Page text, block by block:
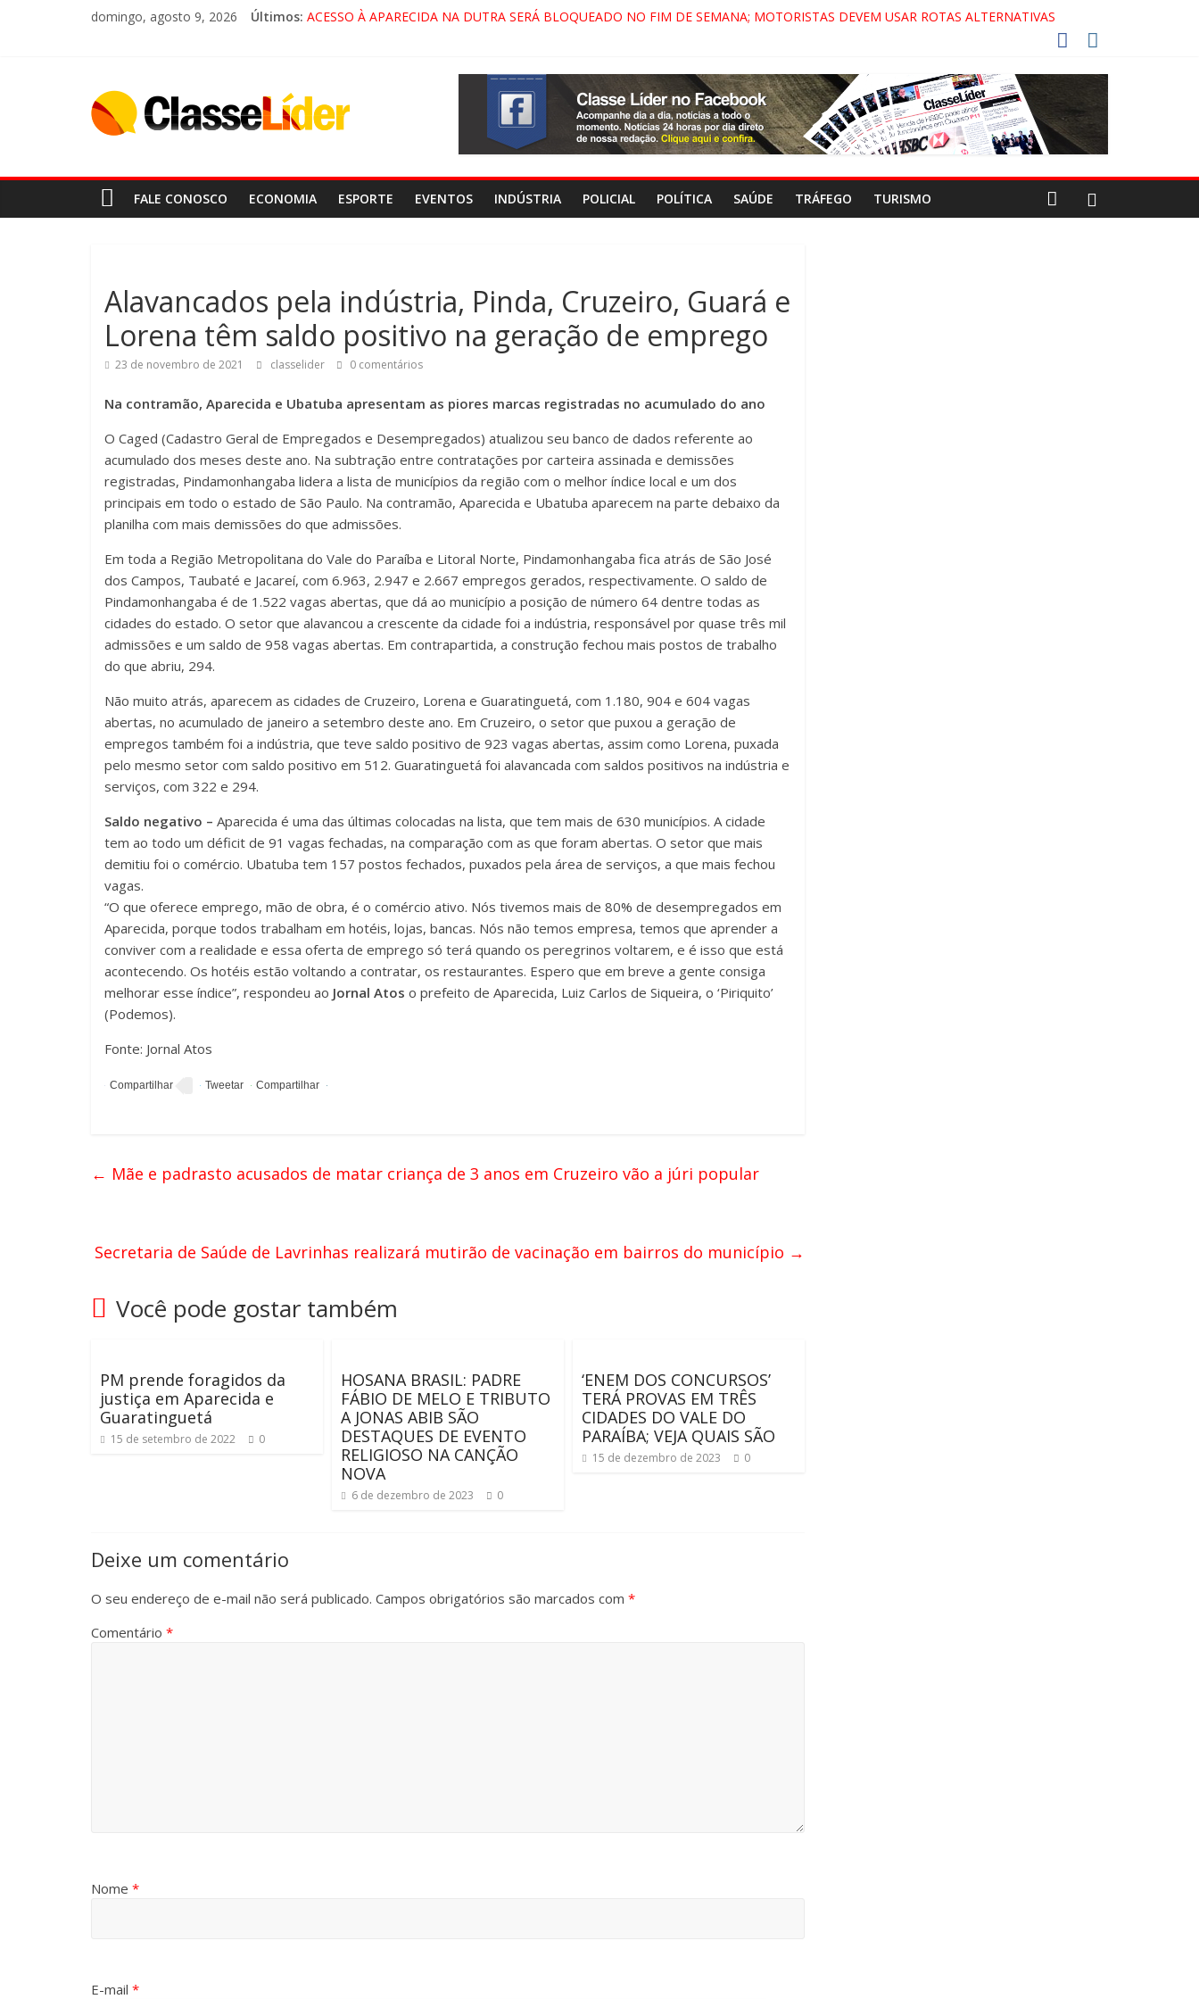
domingo, agosto 9, 2026 Últimos: ACESSO À APARECIDA NA DUTRA SERÁ BLOQUEADO NO FIM DE SEMANA; MOTORISTAS DEVEM USAR ROTAS ALTERNATIVAS
“HÁ PRESENÇA DO COMANDO VERMELHO NO VALE”, AFIRMA PROMOTOR DO GAECO
FALE CONOSCO ECONOMIA ESPORTE EVENTOS INDÚSTRIA POLICIAL POLÍTICA SAÚDE TRÁFEGO TURISMO
Alavancados pela indústria, Pinda, Cruzeiro, Guará e
Lorena têm saldo positivo na geração de emprego
23 de novembro de 2021 classelider 0 comentários
Na contramão, Aparecida e Ubatuba apresentam as piores marcas registradas no acumulado do ano
O Caged (Cadastro Geral de Empregados e Desempregados) atualizou seu banco de dados referente ao
acumulado dos meses deste ano. Na subtração entre contratações por carteira assinada e demissões
registradas, Pindamonhangaba lidera a lista de municípios da região com o melhor índice local e um dos
principais em todo o estado de São Paulo. Na contramão, Aparecida e Ubatuba aparecem na parte debaixo da
planilha com mais demissões do que admissões.
Em toda a Região Metropolitana do Vale do Paraíba e Litoral Norte, Pindamonhangaba fica atrás de São José
dos Campos, Taubaté e Jacareí, com 6.963, 2.947 e 2.667 empregos gerados, respectivamente. O saldo de
Pindamonhangaba é de 1.522 vagas abertas, que dá ao município a posição de número 64 dentre todas as
cidades do estado. O setor que alavancou a crescente da cidade foi a indústria, responsável por quase três mil
admissões e um saldo de 958 vagas abertas. Em contrapartida, a construção fechou mais postos de trabalho
do que abriu, 294.
Não muito atrás, aparecem as cidades de Cruzeiro, Lorena e Guaratinguetá, com 1.180, 904 e 604 vagas
abertas, no acumulado de janeiro a setembro deste ano. Em Cruzeiro, o setor que puxou a geração de
empregos também foi a indústria, que teve saldo positivo de 923 vagas abertas, assim como Lorena, puxada
pelo mesmo setor com saldo positivo em 512. Guaratinguetá foi alavancada com saldos positivos na indústria e
serviços, com 322 e 294.
Saldo negativo – Aparecida é uma das últimas colocadas na lista, que tem mais de 630 municípios. A cidade
tem ao todo um déficit de 91 vagas fechadas, na comparação com as que foram abertas. O setor que mais
demitiu foi o comércio. Ubatuba tem 157 postos fechados, puxados pela área de serviços, a que mais fechou
vagas.
“O que oferece emprego, mão de obra, é o comércio ativo. Nós tivemos mais de 80% de desempregados em
Aparecida, porque todos trabalham em hotéis, lojas, bancas. Nós não temos empresa, temos que aprender a
conviver com a realidade e essa oferta de emprego só terá quando os peregrinos voltarem, e é isso que está
acontecendo. Os hotéis estão voltando a contratar, os restaurantes. Espero que em breve a gente consiga
melhorar esse índice”, respondeu ao Jornal Atos o prefeito de Aparecida, Luiz Carlos de Siqueira, o ‘Piriquito’
(Podemos).
Fonte: Jornal Atos
← Mãe e padrasto acusados de matar criança de 3 anos em Cruzeiro vão a júri popular
Secretaria de Saúde de Lavrinhas realizará mutirão de vacinação em bairros do município →
Você pode gostar também
PM prende foragidos da
justiça em Aparecida e
Guaratinguetá
15 de setembro de 2022 0
HOSANA BRASIL: PADRE
FÁBIO DE MELO E TRIBUTO
A JONAS ABIB SÃO
DESTAQUES DE EVENTO
RELIGIOSO NA CANÇÃO
NOVA
6 de dezembro de 2023 0
‘ENEM DOS CONCURSOS’
TERÁ PROVAS EM TRÊS
CIDADES DO VALE DO
PARAÍBA; VEJA QUAIS SÃO
15 de dezembro de 2023 0
Deixe um comentário
O seu endereço de e-mail não será publicado. Campos obrigatórios são marcados com *
Comentário *
Nome *
E-mail *